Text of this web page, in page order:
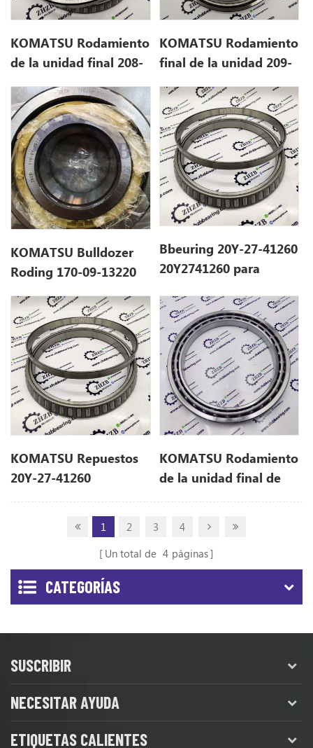
KOMATSU Rodamiento
de la unidad final 208-
KOMATSU Rodamiento
final de la unidad 209-
2092761360
KOMATSU Bulldozer
Roding 170-09-13220
D155W
Bbeuring 20Y-27-41260
20Y2741260 para
KOMATSU Repuestos
20Y-27-41260
20Y2741260 para
KOMATSU Rodamiento
de la unidad final de
excavadora 203-27-
PC120-5
1 2 3
4
Un total de 4 páginas
CATEGORÍAS
SUSCRIBIR
NECESITAR AYUDA
ETIQUETAS CALIENTES